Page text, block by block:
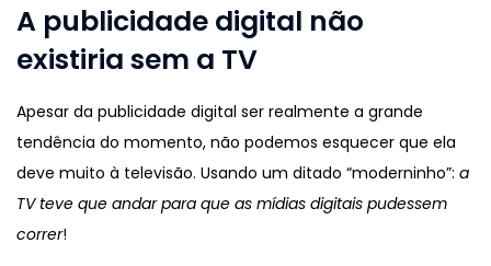
A publicidade digital não
existiria sem a TV
Apesar da publicidade digital ser realmente a grande
tendência do momento, não podemos esquecer que ela
deve muito à televisão. Usando um ditado “moderninho”: a
TV teve que andar para que as mídias digitais pudessem
correr!